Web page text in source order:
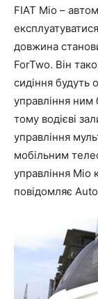
FIAT Mio –
довжина
ForTwo. Він
сидіння будуть
управління ним
тому водієві
управління
мобільним
управління Mio
повідомляє